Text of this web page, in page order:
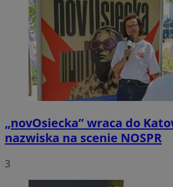
„novOsiecka” wraca do
nazwiska na scenie NOSPR
3